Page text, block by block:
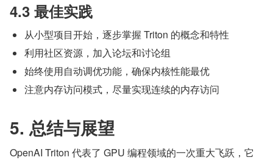
4.3 最佳实践
从小型项目开始，逐步掌握 Triton 的概念和特性
利用社区资源，加入论坛和讨论组
始终使用自动调优功能，确保内核性能最优
注意内存访问模式，尽量实现连续的内存访问
5. 总结与展望
OpenAI Triton 代表了 GPU 编程领域的一次重大飞跃，它